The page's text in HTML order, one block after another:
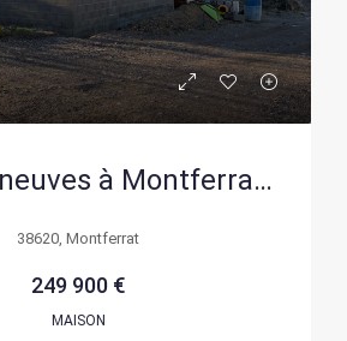
Maisons neuves à Montferrat – Livrables 2026, PTZ disponibles
38620, Montferrat
249 900 €
MAISON